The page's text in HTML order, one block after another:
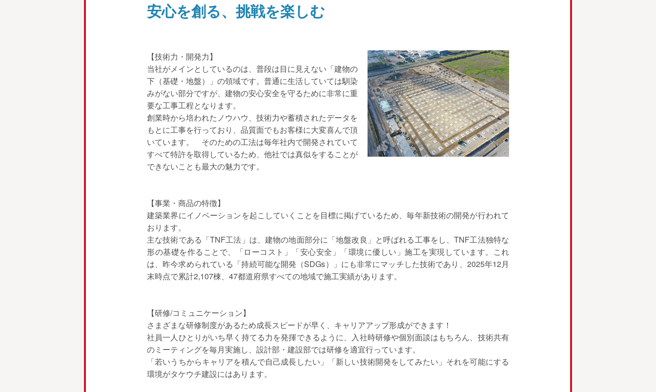
安心を創る、挑戦を楽しむ
【技術力・開発力】
当社がメインとしているのは、普段は目に見えない「建物の
下（基礎・地盤）」の領域です。普通に生活していては馴染
みがない部分ですが、建物の安心安全を守るために非常に重
要な工事工程となります。
創業時から培われたノウハウ、技術力や蓄積されたデータを
もとに工事を行っており、品質面でもお客様に大変喜んで頂
いています。 そのための工法は毎年社内で開発されていて
すべて特許を取得しているため、他社では真似をすることが
できないことも最大の魅力です。
【事業・商品の特徴】
建築業界にイノベーションを起こしていくことを目標に掲げているため、毎年新技術の開発が行われて
おります。
主な技術である「TNF工法」は、建物の地面部分に「地盤改良」と呼ばれる工事をし、TNF工法独特な
形の基礎を作ることで、「ローコスト」「安心安全」「環境に優しい」施工を実現しています。これ
は、昨今求められている「持続可能な開発（SDGs）」にも非常にマッチした技術であり、2025年12月
末時点で累計2,107棟、47都道府県すべての地域で施工実績があります。
【研修/コミュニケーション】
さまざまな研修制度があるため成長スピードが早く、キャリアアップ形成ができます！
社員一人ひとりがいち早く持てる力を発揮できるように、入社時研修や個別面談はもちろん、技術共有
のミーティングを毎月実施し、設計部・建設部では研修を適宜行っています。
「若いうちからキャリアを積んで自己成長したい」「新しい技術開発をしてみたい」それを可能にする
環境がタケウチ建設にはあります。